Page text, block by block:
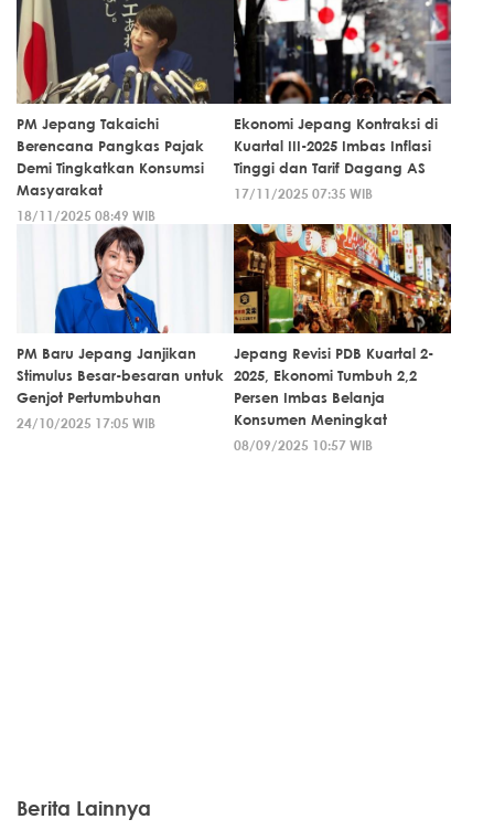
PM Jepang Takaichi
Berencana Pangkas Pajak
Demi Tingkatkan Konsumsi
Masyarakat
18/11/2025 08:49 WIB
Ekonomi Jepang Kontraksi di
Kuartal III-2025 Imbas Inflasi
Tinggi dan Tarif Dagang AS
17/11/2025 07:35 WIB
PM Baru Jepang Janjikan
Stimulus Besar-besaran untuk
Genjot Pertumbuhan
24/10/2025 17:05 WIB
Jepang Revisi PDB Kuartal 2-
2025, Ekonomi Tumbuh 2,2
Persen Imbas Belanja
Konsumen Meningkat
08/09/2025 10:57 WIB
Berita Lainnya